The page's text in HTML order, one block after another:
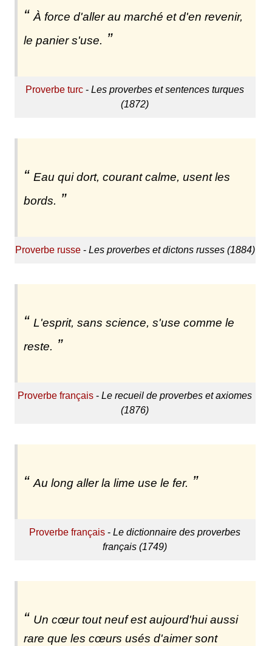
À force d'aller au marché et d'en revenir,
le panier s'use.
Proverbe turc -Les proverbes et sentences turques
(1872)
Eau qui dort, courant calme, usent les
bords.
Proverbe russe- Les proverbes et dictons russes (1884)
L'esprit, sans science, s'use comme le
reste.
Proverbe français -Le recueil de proverbes et axiomes
(1876)
Au long aller la lime use le fer.
Proverbe français -Le dictionnaire des proverbes
français (1749)
Un cœur tout neuf est aujourd'hui aussi
rare que les cœurs usés d'aimer sont